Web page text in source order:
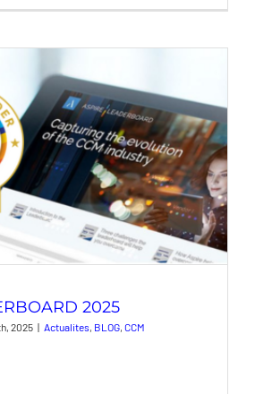
2025
2025 | Actualites, BLOG, CCM